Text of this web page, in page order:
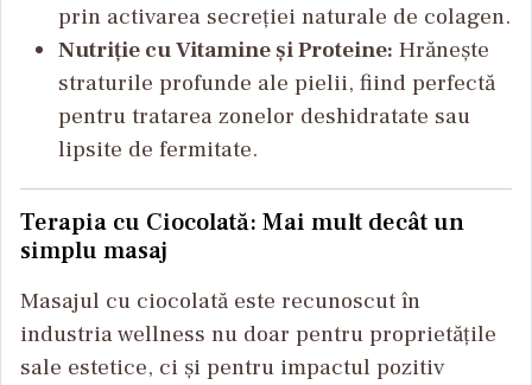
prin activarea secreției naturale de colagen.
Nutriție cu Vitamine și Proteine: Hrănește
straturile profunde ale pielii, fiind perfectă
pentru tratarea zonelor deshidratate sau
lipsite de fermitate.
Terapia cu Ciocolată: Mai mult decât un
simplu masaj
Masajul cu ciocolată este recunoscut în
industria wellness nu doar pentru proprietățile
sale estetice, ci și pentru impactul pozitiv